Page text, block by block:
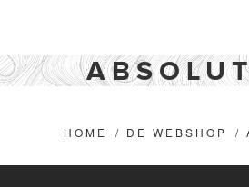
HOME / DE WEBSHOP /